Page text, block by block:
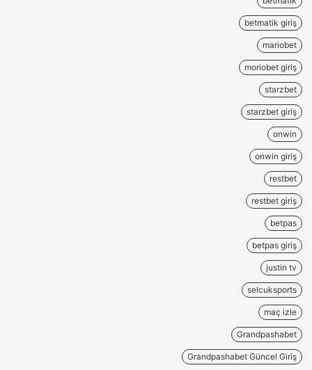
betmatik giriş
mariobet
moriobet giriş
starzbet
starzbet giriş
onwin
onwin giriş
restbet
restbet giriş
betpas
betpas giriş
justin tv
selcuksports
maç izle
Grandpashabet
Grandpashabet Güncel Giriş